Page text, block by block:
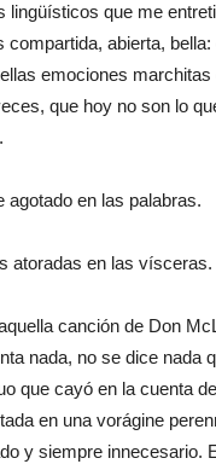
lingüísticos que me
compartida, abierta,
emociones
que hoy no son lo
agotado en las palabras.
atoradas en las vísceras.
canción de Don
nada, no se dice nada
que cayó en la cuenta
en una vorágine
y siempre innecesario.